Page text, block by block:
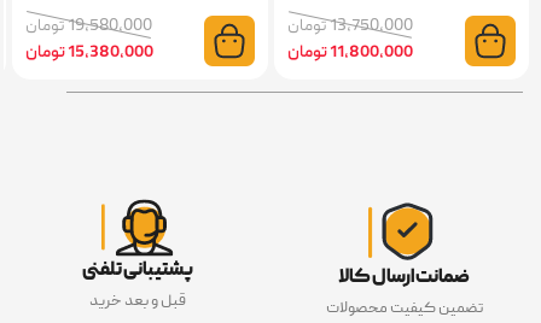
13,750,000 تومان
11,800,000 تومان
19,580,000 تومان
15,380,000 تومان
ضمانت ارسال کالا
تضمین کیفیت محصولات
پشتیبانی تلفنی
قبل و بعد خرید